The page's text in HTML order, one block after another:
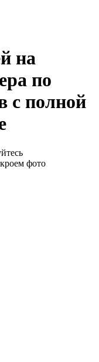
на
по
с полной
фото